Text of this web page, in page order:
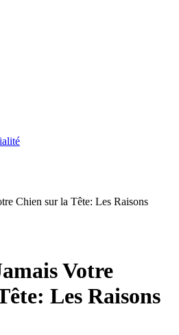
Chien sur la Tête: Les Raisons
Votre
Les Raisons